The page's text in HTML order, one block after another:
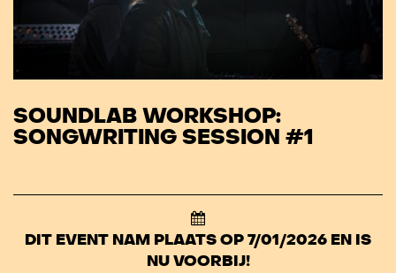
SOUNDLAB WORKSHOP:
SONGWRITING SESSION #1
DIT EVENT NAM PLAATS OP 7/01/2026 EN IS
NU VOORBIJ!